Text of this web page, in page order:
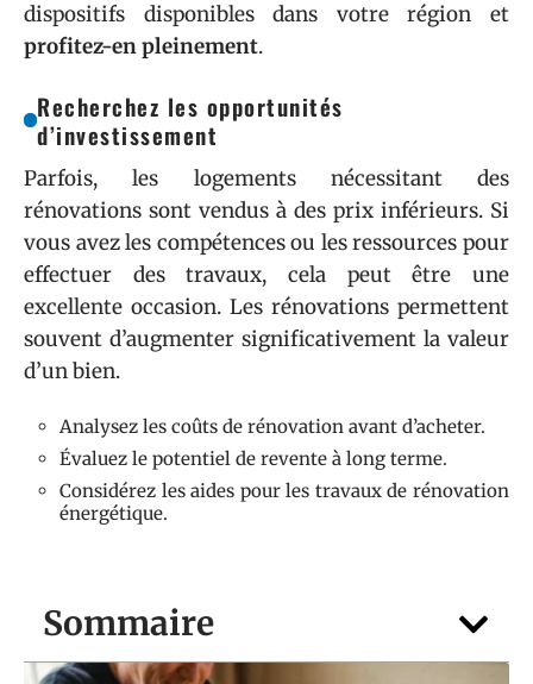
Sommaire
dispositifs disponibles dans votre région et
profitez-en pleinement.
Recherchez les opportunités
d’investissement
Parfois, les logements nécessitant des
rénovations sont vendus à des prix inférieurs. Si
vous avez les compétences ou les ressources pour
effectuer des travaux, cela peut être une
excellente occasion. Les rénovations permettent
souvent d’augmenter significativement la valeur
d’un bien.
Analysez les coûts de rénovation avant d’acheter.
Évaluez le potentiel de revente à long terme.
Considérez les aides pour les travaux de rénovation
énergétique.